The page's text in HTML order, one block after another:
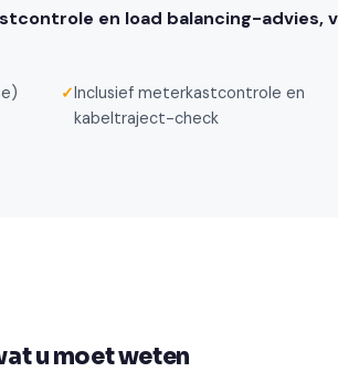
en load balancing-advies,
✓Inclusief meterkastcontrole en
kabeltraject-check
u moet weten